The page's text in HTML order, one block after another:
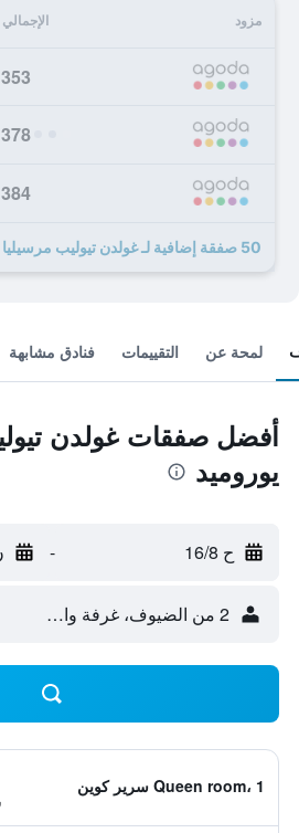
مزود
353 ﷼
378 ﷼
384 ﷼
50 صفقة إضافية لـ غولدن تيوليب مرسيليا يوروميد
لمحة عن التقييمات فنادق مشابهة
أفضل صفقات غولدن
يوروميد
ح 16/8 -
2 من الضيوف، غرفة واحدة
Queen room، 1 سرير كوين